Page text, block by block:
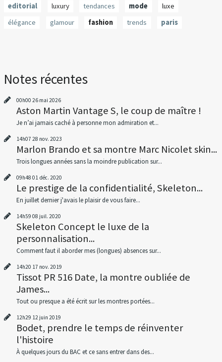
editorial luxury tendances mode
luxe
élégance
glamour fashion trends paris
Notes récentes
00h00 26 mai 2026
Aston Martin Vantage S, le coup de maître !
Je n’ai jamais caché à personne mon admiration et...
14h07 28 nov. 2023
Marlon Brando et sa montre Marc Nicolet skin...
Trois longues années sans la moindre publication sur...
09h48 01 déc. 2020
Le prestige de la confidentialité, Skeleton...
En juillet dernier j'avais le plaisir de vous faire...
14h59 08 juil. 2020
Skeleton Concept le luxe de la
personnalisation...
Comment faut il aborder mes (longues) absences sur...
14h20 17 nov. 2019
Tissot PR 516 Date, la montre oubliée de
James...
Tout ou presque a été écrit sur les montres portées...
12h29 12 juin 2019
Bodet, prendre le temps de réinventer
l'histoire
À quelques jours du BAC et ce sans entrer dans des...